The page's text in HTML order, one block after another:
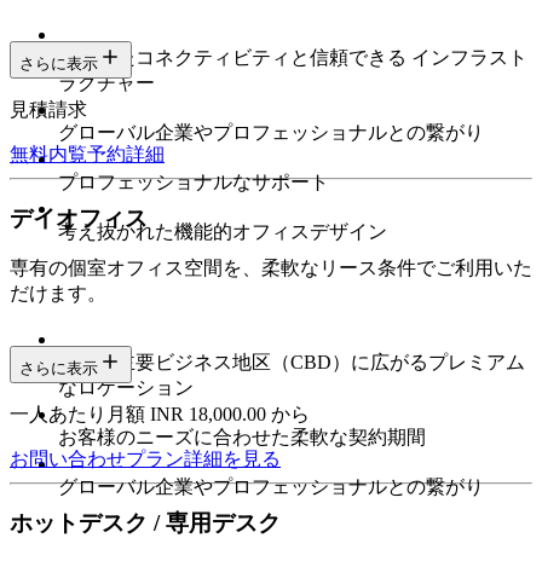
安定したコネクティビティと信頼できる インフラスト
ラクチャー
グローバル企業やプロフェッショナルとの繋がり
プロフェッショナルなサポート
考え抜かれた機能的オフィスデザイン
さらに表示
見積請求
無料内覧予約詳細
デイオフィス
専有の個室オフィス空間を、柔軟なリース条件でご利用いた
だけます。
都市の主要ビジネス地区（CBD）に広がるプレミアム
なロケーション
お客様のニーズに合わせた柔軟な契約期間
グローバル企業やプロフェッショナルとの繋がり
さらに表示
一人あたり月額 INR 18,000.00 から
お問い合わせプラン詳細を見る
ホットデスク / 専用デスク